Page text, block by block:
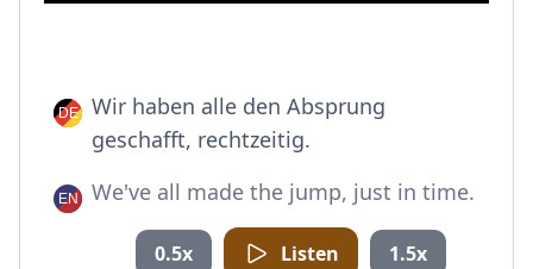
Wir haben alle den Absprung
geschafft, rechtzeitig.
We've all made the jump, just in time.
0.5x Listen 1.5x